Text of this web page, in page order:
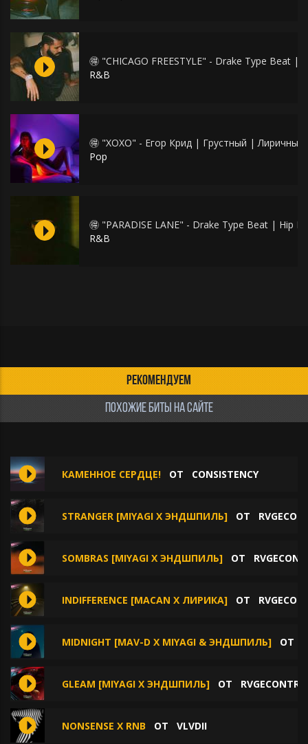
🉐 "CHICAGO FREESTYLE" - Drake Type Beat
R&B
🉐 "XOXO" - Егор Крид | Грустный |
Pop
🉐 "PARADISE LANE" - Drake Type Beat | Hip
R&B
РЕКОМЕНДУЕМ
ПОХОЖИЕ БИТЫ НА САЙТЕ
КАМЕННОЕ СЕРДЦЕ! ОТ CONSISTENCY
STRANGER [MIYAGI X ЭНДШПИЛЬ] ОТ
SOMBRAS [MIYAGI X ЭНДШПИЛЬ] ОТ
INDIFFERENCE [MACAN X ЛИРИКА] ОТ
MIDNIGHT [MAV-D X MIYAGI & ЭНДШПИЛЬ] ОТ
GLEAM [MIYAGI X ЭНДШПИЛЬ] ОТ
NONSENSE X RNB ОТ VLVDII